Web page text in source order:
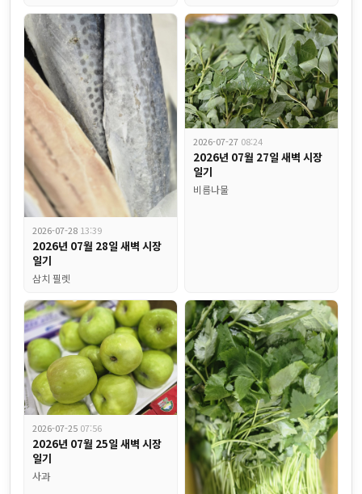
식자재 전쟁에서 살아남는 법! 부산 식당 사장님들의 비밀병기 "비
비엠식자재 주간식단표, 금요일에 왜 꼭 짜장면이 나올까요?...
2026-07-28 13:39
2026년 07월 28일 새벽 시장
일기
삼치 필렛
2026-07-27 08:24
2026년 07월 27일 새벽 시장
일기
비름나물
2026-07-25 07:56
2026년 07월 25일 새벽 시장
일기
사과